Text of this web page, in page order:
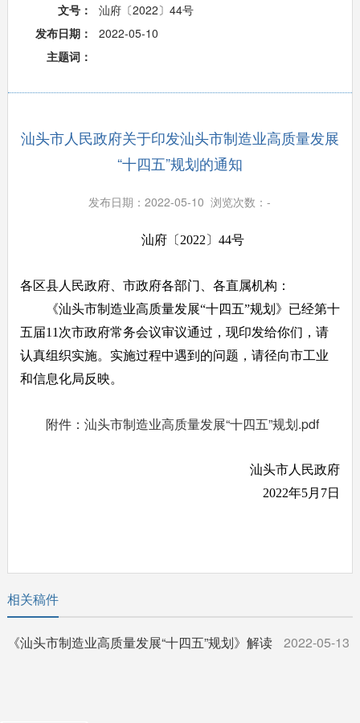
文号：
汕府〔2022〕44号
发布日期：
2022-05-10
主题词：
汕头市人民政府关于印发汕头市制造业高质量发展
“十四五”规划的通知
发布日期：2022-05-10 浏览次数：-
汕府〔2022〕44号
各区县人民政府、市政府各部门、各直属机构：
《汕头市制造业高质量发展“十四五”规划》已经第十
五届11次市政府常务会议审议通过，现印发给你们，请
认真组织实施。实施过程中遇到的问题，请径向市工业
和信息化局反映。
附件：汕头市制造业高质量发展“十四五”规划.pdf
汕头市人民政府
2022年5月7日
相关稿件
《汕头市制造业高质量发展“十四五”规划》解读 2022-05-13